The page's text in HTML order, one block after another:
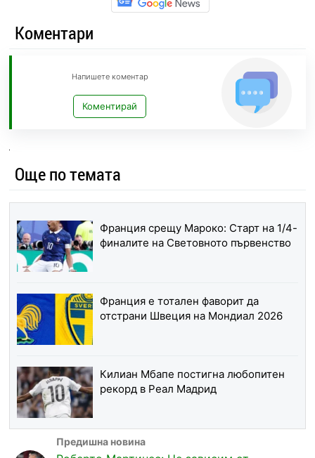
Коментари
Напишете коментар
Коментирай
Още по темата
Франция срещу Мароко: Старт на 1/4-
финалите на Световното първенство
Франция е тотален фаворит да
отстрани Швеция на Мондиал 2026
Килиан Мбапе постигна любопитен
рекорд в Реал Мадрид